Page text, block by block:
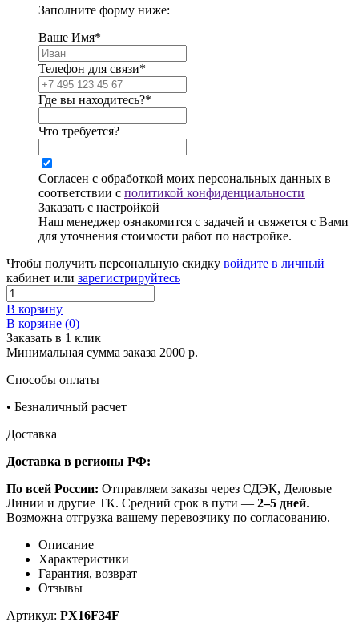
Заполните форму ниже:
Ваше Имя*
Телефон для связи*
Где вы находитесь?*
Что требуется?
Согласен с обработкой моих персональных данных в
соответствии с политикой конфиденциальности
Заказать с настройкой
Наш менеджер ознакомится с задачей и свяжется с Вами
для уточнения стоимости работ по настройке.
Чтобы получить персональную скидку войдите в личный
кабинет или зарегистрируйтесь
В корзину
В корзине (0)
Заказать в 1 клик
Минимальная сумма заказа 2000 р.
Способы оплаты
• Безналичный расчет
Доставка
Доставка в регионы РФ:
По всей России: Отправляем заказы через СДЭК, Деловые
Линии и другие ТК. Средний срок в пути — 2–5 дней.
Возможна отгрузка вашему перевозчику по согласованию.
Описание
Характеристики
Гарантия, возврат
Отзывы
Артикул: PX16F34F